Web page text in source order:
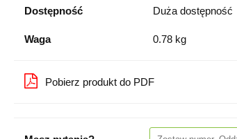
Dostępność Duża dostępność
Waga 0.78 kg
Pobierz produkt do PDF